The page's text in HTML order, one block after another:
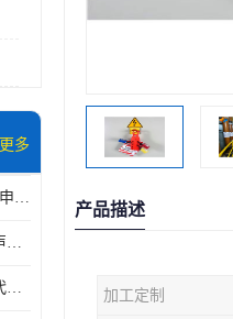
更多
巴西 RETIE 认证照明灯具申请 RETIE 认证
巴西认证申请工业设备噪声控制认证规范
巴西认证申请生产线设备代理机构选择
产品描述
加工定制